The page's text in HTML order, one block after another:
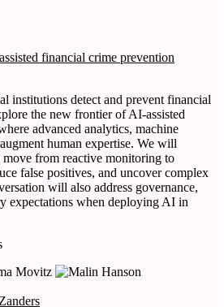
financial crime prevention
institutions detect and prevent financial
the new frontier of AI-assisted
advanced analytics, machine
human expertise. We will
from reactive monitoring to
false positives, and uncover complex
will also address governance,
expectations when deploying AI in